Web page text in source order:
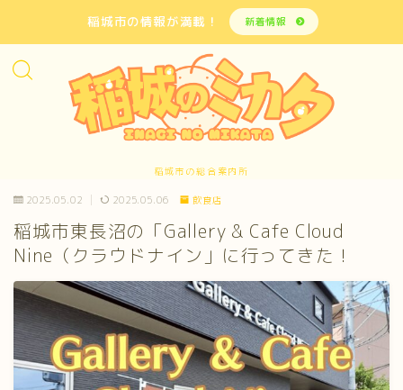
稲城市の情報が満載！ 新着情報
稲城市の総合案内所
2025.05.02 2025.05.06 飲食店
稲城市東長沼の「Gallery & Cafe Cloud
Nine（クラウドナイン」に行ってきた！